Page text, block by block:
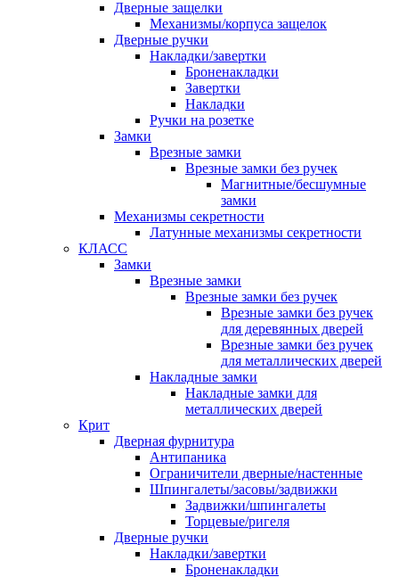
Дверные защелки
Механизмы/корпуса защелок
Дверные ручки
Накладки/завертки
Броненакладки
Завертки
Накладки
Ручки на розетке
Замки
Врезные замки
Врезные замки без ручек
Магнитные/бесшумные
замки
Механизмы секретности
Латунные механизмы секретности
КЛАСС
Замки
Врезные замки
Врезные замки без ручек
Врезные замки без ручек
для деревянных дверей
Врезные замки без ручек
для металлических дверей
Накладные замки
Накладные замки для
металлических дверей
Крит
Дверная фурнитура
Антипаника
Ограничители дверные/настенные
Шпингалеты/засовы/задвижки
Задвижки/шпингалеты
Торцевые/ригеля
Дверные ручки
Накладки/завертки
Броненакладки